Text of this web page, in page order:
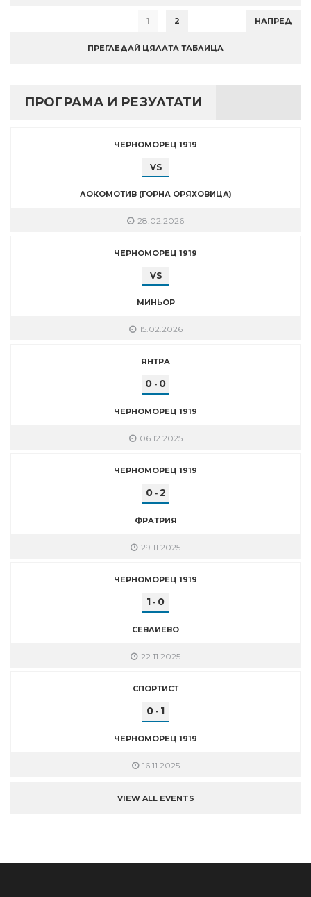
1 2 НАПРЕД
ПРЕГЛЕДАЙ ЦЯЛАТА ТАБЛИЦА
ПРОГРАМА И РЕЗУЛТАТИ
ЧЕРНОМОРЕЦ 1919
VS
ЛОКОМОТИВ (ГОРНА ОРЯХОВИЦА)
28.02.2026
ЧЕРНОМОРЕЦ 1919
VS
МИНЬОР
15.02.2026
ЯНТРА
0 - 0
ЧЕРНОМОРЕЦ 1919
06.12.2025
ЧЕРНОМОРЕЦ 1919
0- 2
ФРАТРИЯ
29.11.2025
ЧЕРНОМОРЕЦ 1919
1 - 0
СЕВЛИЕВО
22.11.2025
СПОРТИСТ
0 - 1
ЧЕРНОМОРЕЦ 1919
16.11.2025
VIEW ALL EVENTS